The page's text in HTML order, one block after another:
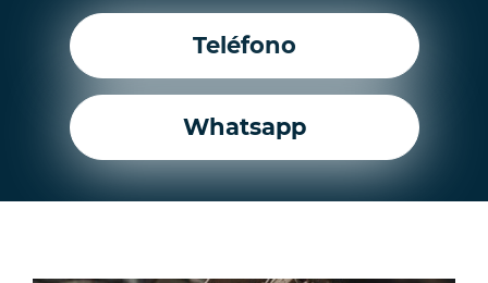
Teléfono
Whatsapp